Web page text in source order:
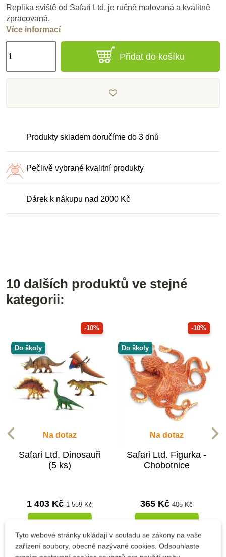
Replika sviště od Safari Ltd. je ručně malovaná a kvalitně
zpracovaná.
Více informací
Přidat do košíku
Produkty skladem doručíme do 3 dnů
Pečlivě vybrané kvalitní produkty
Dárek k nákupu nad 2000 Kč
10 dalších produktů ve stejné
kategorii:
-10%
Do školy
Na dotaz
Safari Ltd. Dinosauři
(5 ks)
1 403 Kč 1 559 Kč
-10%
Do školy
Na dotaz
Safari Ltd. Figurka -
Chobotnice
365 Kč 405 Kč
Tyto webové stránky ukládají v souladu se zákony na vaše
zařízení soubory, obecně nazývané cookies. Odsouhlaste